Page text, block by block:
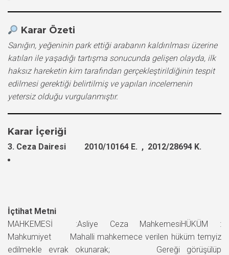
Karar Özeti
Sanığın, yeğeninin park ettiği arabanın kaldırılması üzerine
katılan ile yaşadığı tartışma sonucunda gelişen olayda, ilk
haksız hareketin kim tarafından gerçekleştirildiğinin tespit
edilmesi gerektiği belirtilmiş ve yapılan incelemenin
yetersiz olduğu vurgulanmıştır.
Karar İçeriği
3. Ceza Dairesi 2010/10164 E. , 2012/28694 K.
İçtihat Metni
MAHKEMESİ :Asliye Ceza MahkemesiHÜKÜM :
Mahkumiyet Mahalli mahkemece verilen hüküm temyiz
edilmekle evrak okunarak; Gereği görüşülüp